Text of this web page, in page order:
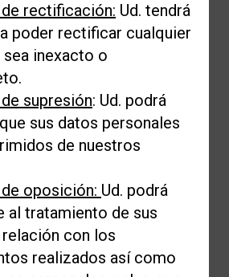
rectificación: Ud. tendrá
poder rectificar cualquier
inexacto o
supresión: Ud. podrá
sus datos personales
de nuestros
oposición: Ud. podrá
al tratamiento de sus
con los
realizados así como